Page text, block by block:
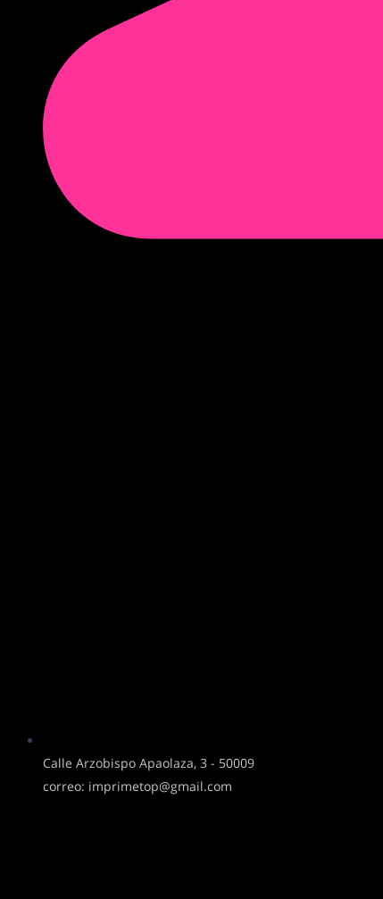
Calle Arzobispo Apaolaza, 3 - 50009
correo: imprimetop@gmail.com